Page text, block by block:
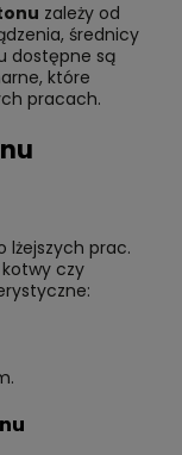
zależy od
średnicy
dostępne są
które
pracach.
lżejszych prac.
czy